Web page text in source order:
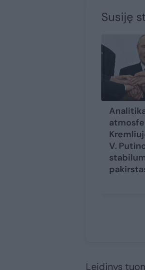
Susiję
V.
Leidinys